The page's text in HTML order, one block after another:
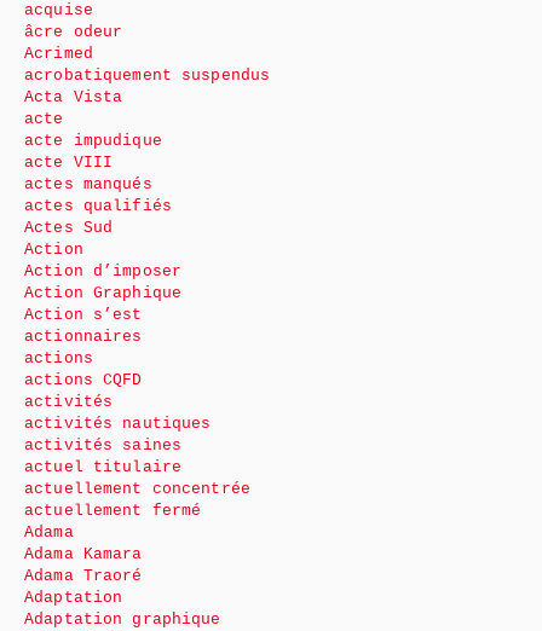
acquise
âcre odeur
Acrimed
acrobatiquement suspendus
Acta Vista
acte
acte impudique
acte VIII
actes manqués
actes qualifiés
Actes Sud
Action
Action d’imposer
Action Graphique
Action s’est
actionnaires
actions
actions CQFD
activités
activités nautiques
activités saines
actuel titulaire
actuellement concentrée
actuellement fermé
Adama
Adama Kamara
Adama Traoré
Adaptation
Adaptation graphique